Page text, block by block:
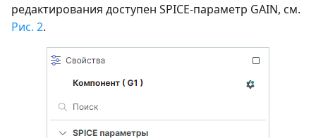
редактирования доступен SPICE-параметр GAIN, см.
Рис. 2.